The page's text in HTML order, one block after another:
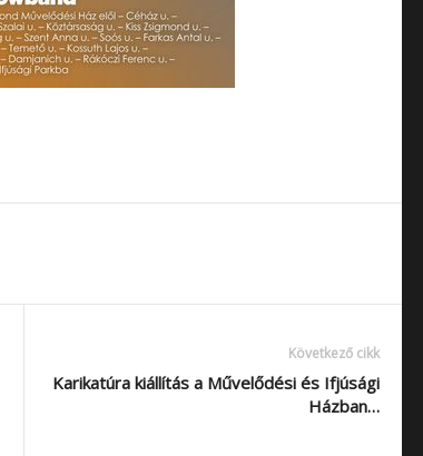
Következő cikk
Karikatúra kiállítás a Művelődési és Ifjúsági
Házban…